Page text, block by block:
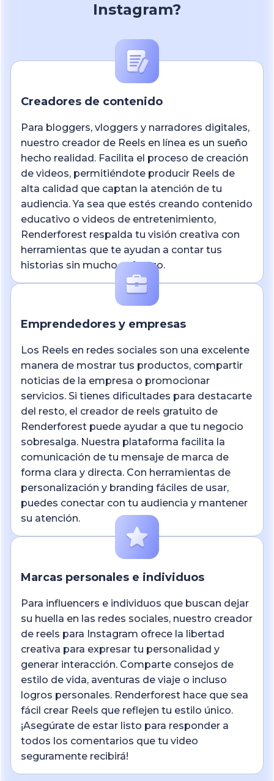
Instagram?
Creadores de contenido
Para bloggers, vloggers y narradores digitales,
nuestro creador de Reels en línea es un sueño
hecho realidad. Facilita el proceso de creación
de videos, permitiéndote producir Reels de
alta calidad que captan la atención de tu
audiencia. Ya sea que estés creando contenido
educativo o videos de entretenimiento,
Renderforest respalda tu visión creativa con
herramientas que te ayudan a contar tus
historias sin mucho esfuerzo.
Emprendedores y empresas
Los Reels en redes sociales son una excelente
manera de mostrar tus productos, compartir
noticias de la empresa o promocionar
servicios. Si tienes dificultades para destacarte
del resto, el creador de reels gratuito de
Renderforest puede ayudar a que tu negocio
sobresalga. Nuestra plataforma facilita la
comunicación de tu mensaje de marca de
forma clara y directa. Con herramientas de
personalización y branding fáciles de usar,
puedes conectar con tu audiencia y mantener
su atención.
Marcas personales e individuos
Para influencers e individuos que buscan dejar
su huella en las redes sociales, nuestro creador
de reels para Instagram ofrece la libertad
creativa para expresar tu personalidad y
generar interacción. Comparte consejos de
estilo de vida, aventuras de viaje o incluso
logros personales. Renderforest hace que sea
fácil crear Reels que reflejen tu estilo único.
¡Asegúrate de estar listo para responder a
todos los comentarios que tu video
seguramente recibirá!